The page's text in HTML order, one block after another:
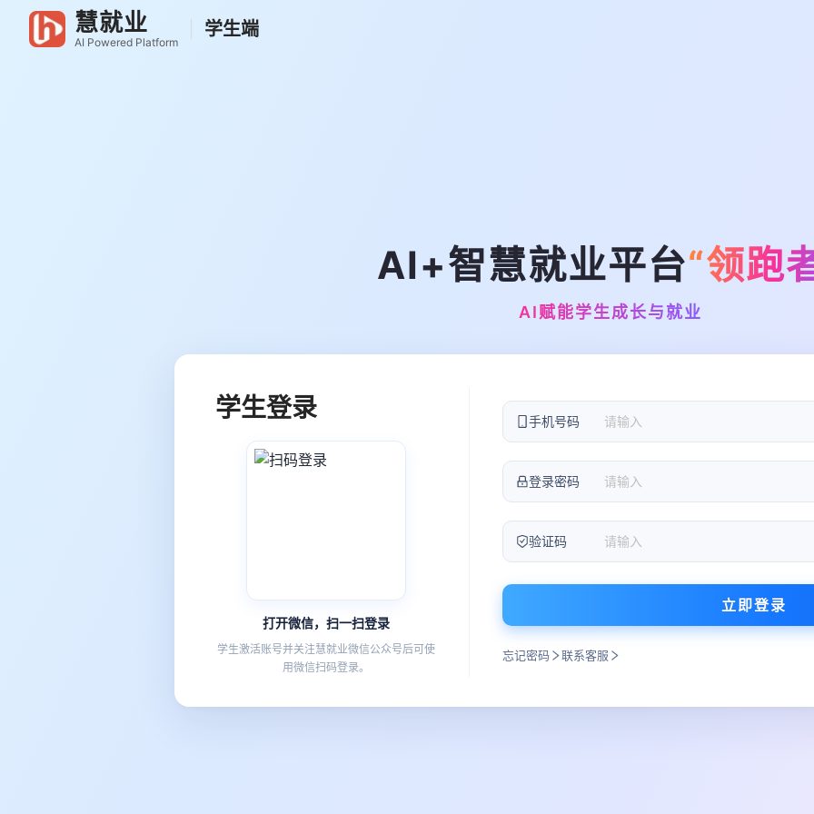
慧就业
AI Powered Platform
学生端
AI+智慧就业平台“领跑
AI赋能学生成长与就业
学生登录
打开微信，扫一扫登录
学生激活账号并关注慧就业微信公众号后可使
用微信扫码登录。
手机号码
登录密码
验证码
立即登录
忘记密码 联系客服